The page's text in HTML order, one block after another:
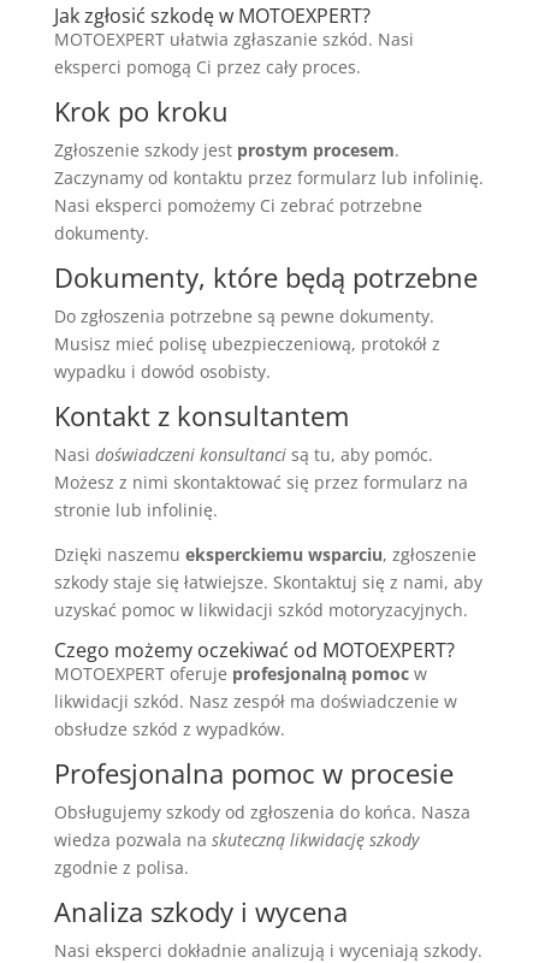
Jak zgłosić szkodę w MOTOEXPERT?
MOTOEXPERT ułatwia zgłaszanie szkód. Nasi
eksperci pomogą Ci przez cały proces.
Krok po kroku
Zgłoszenie szkody jest prostym procesem.
Zaczynamy od kontaktu przez formularz lub infolinię.
Nasi eksperci pomożemy Ci zebrać potrzebne
dokumenty.
Dokumenty, które będą potrzebne
Do zgłoszenia potrzebne są pewne dokumenty.
Musisz mieć polisę ubezpieczeniową, protokół z
wypadku i dowód osobisty.
Kontakt z konsultantem
Nasi doświadczeni konsultancisą tu, aby pomóc.
Możesz z nimi skontaktować się przez formularz na
stronie lub infolinię.
Dzięki naszemu eksperckiemu wsparciu, zgłoszenie
szkody staje się łatwiejsze. Skontaktuj się z nami, aby
uzyskać pomoc w likwidacji szkód motoryzacyjnych.
Czego możemy oczekiwać od MOTOEXPERT?
MOTOEXPERT oferuje profesjonalną pomocw
likwidacji szkód. Nasz zespół ma doświadczenie w
obsłudze szkód z wypadków.
Profesjonalna pomoc w procesie
Obsługujemy szkody od zgłoszenia do końca. Nasza
wiedza pozwala na skuteczną likwidację szkody
zgodnie z polisa.
Analiza szkody i wycena
Nasi eksperci dokładnie analizują i wyceniają szkody.